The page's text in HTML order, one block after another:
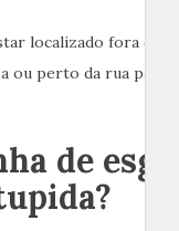
localizado fora do
ou perto da rua para
de